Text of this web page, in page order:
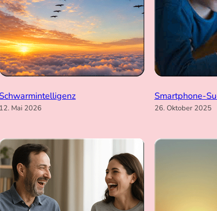
Mai 2026
Smartphone-
26. Oktober 2025